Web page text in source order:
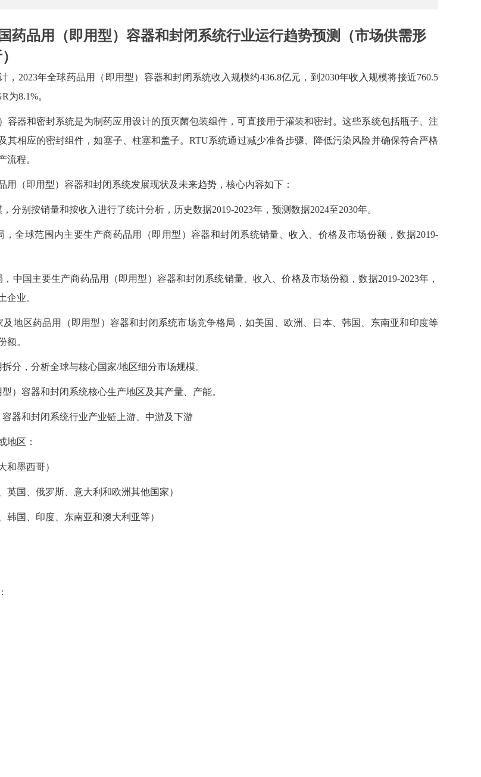
药品用（即用型）容器和封闭系统行业运行趋势预测（市场供需形
， 2023年全球药品用（即用型）容器和封闭系统收入规模约436.8亿元，到2030年收入规模将接近760.5
为8.1%。
容器和密封系统是为制药应用设计的预灭菌包装组件，可直接用于灌装和密封。这些系统包括瓶子、注
其相应的密封组件，如塞子、柱塞和盖子。RTU系统通过减少准备步骤、降低污染风险并确保符合严格
流程。
用（即用型）容器和封闭系统发展现状及未来趋势，核心内容如下：
分别按销量和按收入进行了统计分析，历史数据2019-2023年，预测数据2024至2030年。
，全球范围内主要生产商药品用（即用型）容器和封闭系统销量、收入、价格及市场份额，数据2019-
中国主要生产商药品用（即用型）容器和封闭系统销量、收入、价格及市场份额，数据2019-2023年，
企业。
及地区药品用（即用型）容器和封闭系统市场竞争格局，如美国、欧洲、日本、韩国、东南亚和印度等
额。
分，分析全球与核心国家/地区细分市场规模。
）容器和封闭系统核心生产地区及其产量、产能。
器和封闭系统行业产业链上游、中游及下游
地区：
和墨西哥）
英国、俄罗斯、意大利和欧洲其他国家）
韩国、印度、东南亚和澳大利亚等）